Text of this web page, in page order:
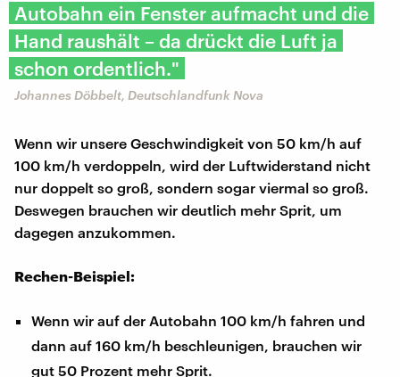
Autobahn ein Fenster aufmacht und die
Hand raushält – da drückt die Luft ja
schon ordentlich."
Johannes Döbbelt, Deutschlandfunk Nova
Wenn wir unsere Geschwindigkeit von 50 km/h auf
100 km/h verdoppeln, wird der Luftwiderstand nicht
nur doppelt so groß, sondern sogar viermal so groß.
Deswegen brauchen wir deutlich mehr Sprit, um
dagegen anzukommen.
Rechen-Beispiel:
Wenn wir auf der Autobahn 100 km/h fahren und
dann auf 160 km/h beschleunigen, brauchen wir
gut 50 Prozent mehr Sprit.